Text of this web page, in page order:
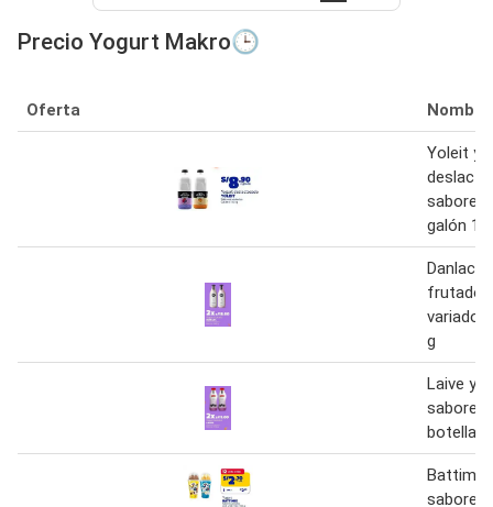
Precio Yogurt Makro🕒
Oferta Nombre
Yoleit
sabores
galón
Danlac
frutado
g
Laive
sabores
botella
Battimix
sabores